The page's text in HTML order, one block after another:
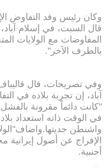
وكان رئيس وفد التفاوض
قال السبت، في إسلام
المفاوضات مع الولايات
بالطرف الآخر".
وفي تصريحات، قال
آباد، إن تجربة بلاده في
"كانت دائماً مقرونة
في الوقت ذاته استعداد
واشنطن
الإفراج عن أصول
أجنبية.